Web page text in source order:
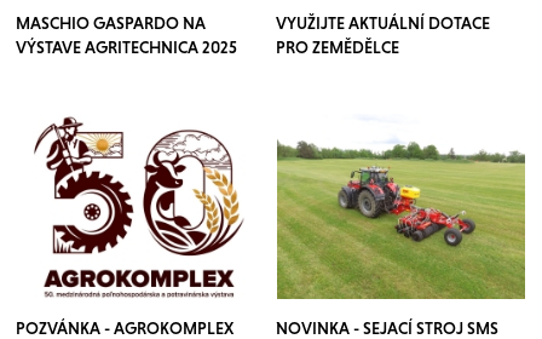
MASCHIO GASPARDO NA
VÝSTAVE AGRITECHNICA 2025
VYUŽIJTE AKTUÁLNÍ DOTACE
PRO ZEMĚDĚLCE
POZVÁNKA - AGROKOMPLEX
NOVINKA - SEJACÍ STROJ SMS